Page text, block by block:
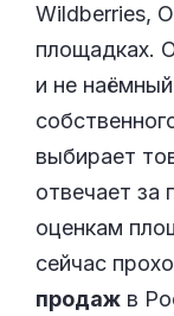
Wildberries,
площадках.
и не
выбирает
отвечает за
оценкам
сейчас
продаж в